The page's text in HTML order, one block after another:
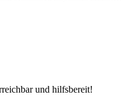
und hilfsbereit!